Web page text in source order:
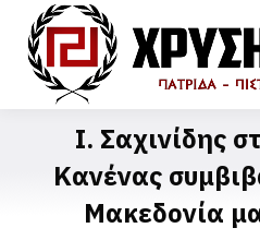
Ι. Σαχινίδης
Kανένας
Μακεδονία